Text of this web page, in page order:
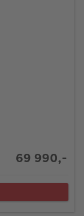
69 990,-